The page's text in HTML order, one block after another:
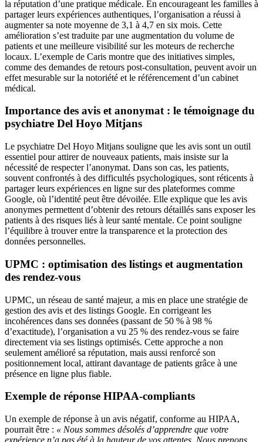
la réputation d’une pratique médicale. En encourageant les familles à
partager leurs expériences authentiques, l’organisation a réussi à
augmenter sa note moyenne de 3,1 à 4,7 en six mois. Cette
amélioration s’est traduite par une augmentation du volume de
patients et une meilleure visibilité sur les moteurs de recherche
locaux. L’exemple de Caris montre que des initiatives simples,
comme des demandes de retours post-consultation, peuvent avoir un
effet mesurable sur la notoriété et le référencement d’un cabinet
médical.
Importance des avis et anonymat : le témoignage du
psychiatre Del Hoyo Mitjans
Le psychiatre Del Hoyo Mitjans souligne que les avis sont un outil
essentiel pour attirer de nouveaux patients, mais insiste sur la
nécessité de respecter l’anonymat. Dans son cas, les patients,
souvent confrontés à des difficultés psychologiques, sont réticents à
partager leurs expériences en ligne sur des plateformes comme
Google, où l’identité peut être dévoilée. Elle explique que les avis
anonymes permettent d’obtenir des retours détaillés sans exposer les
patients à des risques liés à leur santé mentale. Ce point souligne
l’équilibre à trouver entre la transparence et la protection des
données personnelles.
UPMC : optimisation des listings et augmentation
des rendez-vous
UPMC, un réseau de santé majeur, a mis en place une stratégie de
gestion des avis et des listings Google. En corrigeant les
incohérences dans ses données (passant de 50 % à 98 %
d’exactitude), l’organisation a vu 25 % des rendez-vous se faire
directement via ses listings optimisés. Cette approche a non
seulement amélioré sa réputation, mais aussi renforcé son
positionnement local, attirant davantage de patients grâce à une
présence en ligne plus fiable.
Exemple de réponse HIPAA-compliants
Un exemple de réponse à un avis négatif, conforme au HIPAA,
pourrait être : « Nous sommes désolés d’apprendre que votre
expérience n’a pas été à la hauteur de vos attentes. Nous prenons